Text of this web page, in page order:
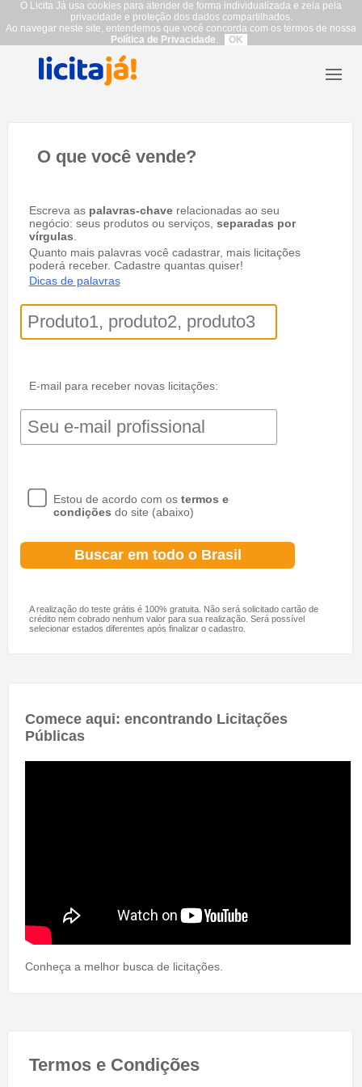
O Licita Já usa cookies para atender de forma individualizada e zela pela
privacidade e proteção dos dados compartilhados.
Ao navegar neste site, entendemos que você concorda com os termos de nossa
Política de Privacidade. OK
O que você vende?
Escreva as palavras-chaverelacionadas ao seu
negócio: seus produtos ou serviços, separadas por
vírgulas
Quanto mais palavras você cadastrar, mais licitações
poderá receber. Cadastre quantas quiser!
Dicas de palavras
E-mail para receber novas licitações:
Estou de acordo com os termos e
condições do site (abaixo)
A realização do teste grátis é 100% gratuita. Não será solicitado cartão de
crédito nem cobrado nenhum valor para sua realização. Será possível
selecionar estados diferentes após finalizar o cadastro.
Comece aqui: encontrando Licitações
Públicas
Conheça a melhor busca de licitações.
Termos e Condições